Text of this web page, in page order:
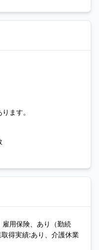
ます。
雇用保険、あり（勤続
得実績:あり、介護休業